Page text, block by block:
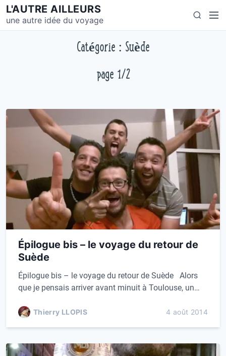
i
L'AUTRE AILLEURS
une autre idée du voyage
S
e
M
Catégorie : Suède
page 1/2
Épilogue bis – le voyage du retour de
Suède
Épilogue bis – le voyage du retour de Suède Alors
que je pensais arriver avant minuit à Toulouse, un…
Thierry LLOPIS 4 août 2014